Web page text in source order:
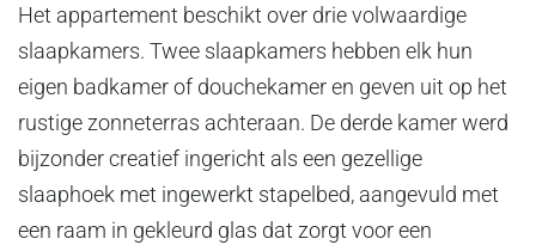
Het appartement beschikt over drie volwaardige
slaapkamers. Twee slaapkamers hebben elk hun
eigen badkamer of douchekamer en geven uit op het
rustige zonneterras achteraan. De derde kamer werd
bijzonder creatief ingericht als een gezellige
slaaphoek met ingewerkt stapelbed, aangevuld met
een raam in gekleurd glas dat zorgt voor een